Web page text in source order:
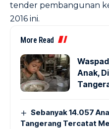
tender pembangunan
2016 ini.
More Read
Anak,
Sebanyak 14.057
Tangerang Tercatat